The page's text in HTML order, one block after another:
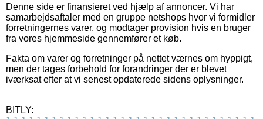
Denne side er finansieret ved hjælp af annoncer. Vi har
samarbejdsaftaler med en gruppe netshops hvor vi formidler
forretningernes varer, og modtager provision hvis en bruger
fra vores hjemmeside gennemfører et køb.
Fakta om varer og forretninger på nettet værnes om hyppigt,
men der tages forbehold for forandringer der er blevet
iværksat efter at vi senest opdaterede sidens oplysninger.
BITLY: